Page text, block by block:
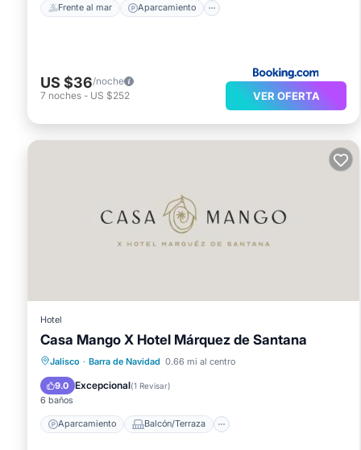
Frente al mar Aparcamiento
US $36/noche
7 noches - US $252 VER OFERTA
Hotel
Casa Mango X Hotel Márquez de Santana
Jalisco · Barra de Navidad 0.66 mi al centro
9.0 Excepcional(1 Revisar)
6 baños
Aparcamiento Balcón/Terraza
Aparcamiento
Balcón/Terraza
Vistas
Aire acondicionado